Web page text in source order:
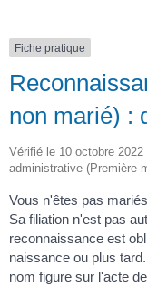
Fiche pratique
non marié) :
Vérifié le 10 octobre
administrative (Première
Vous n'êtes pas
Sa filiation n'est pas
reconnaissance est
naissance ou plus
nom figure sur l'acte